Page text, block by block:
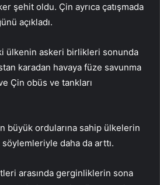
şehit oldu. Çin ayrıca çatışmada
açıkladı.
ülkenin askeri birlikleri sonunda
karadan havaya füze savunma
Çin obüs ve tankları
büyük ordularına sahip ülkelerin
söylemleriyle daha da arttı.
arasında gerginliklerin sona